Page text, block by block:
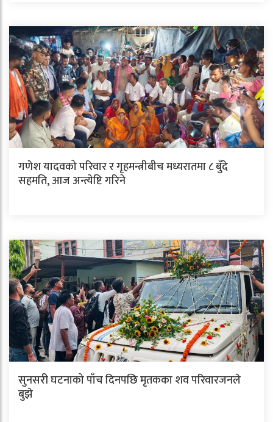
गणेश यादवको परिवार र गृहमन्त्रीबीच मध्यरातमा ८ बुँदे
सहमति, आज अन्त्येष्टि गरिने
सुनसरी घटनाको पाँच दिनपछि मृतकका शव परिवारजनले
बुझे